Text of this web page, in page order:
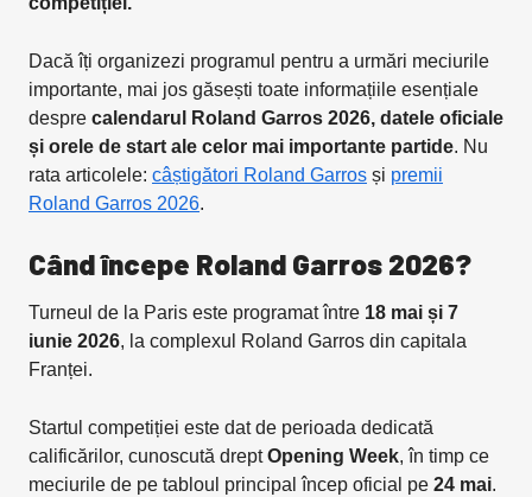
Dacă îți organizezi programul pentru a urmări meciurile
importante, mai jos găsești toate informațiile esențiale
despre calendarul Roland Garros 2026, datele oficiale
și orele de start ale celor mai importante partide. Nu
rata articolele: câștigători Roland Garros și premii
Roland Garros 2026.
Când începe Roland Garros 2026?
Turneul de la Paris este programat între 18 mai și 7
iunie 2026, la complexul Roland Garros din capitala
Franței.
Startul competiției este dat de perioada dedicată
calificărilor, cunoscută dreptOpening Week, în timp ce
meciurile de pe tabloul principal încep oficial pe 24 mai.